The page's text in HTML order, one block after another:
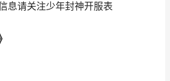
息请关注少年封神开服表